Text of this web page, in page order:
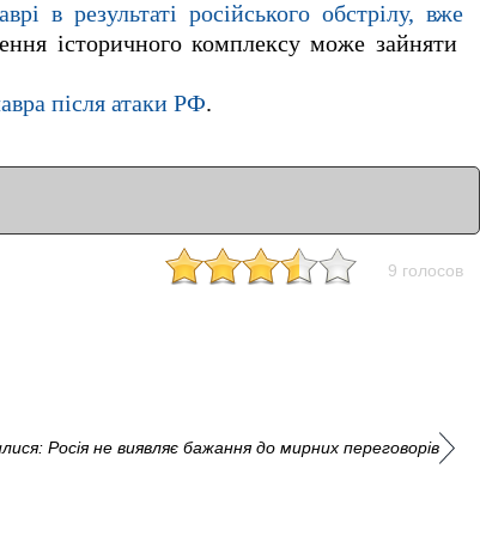
в результаті російського обстрілу, вже
історичного комплексу може зайняти
після атаки РФ.
9 голосов
Росія не виявляє бажання до мирних переговорів